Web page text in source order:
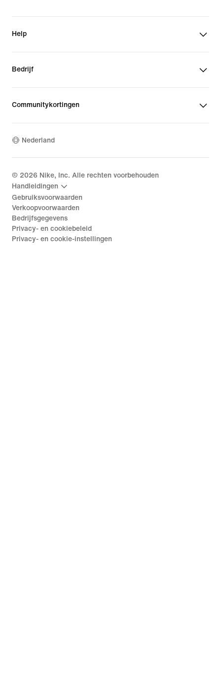
Help
Bedrijf
Communitykortingen
Nederland
© 2026 Nike, Inc. Alle rechten voorbehouden
Handleidingen
Gebruiksvoorwaarden
Verkoopvoorwaarden
Bedrijfsgegevens
Privacy- en cookiebeleid
Privacy- en cookie-instellingen